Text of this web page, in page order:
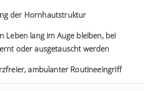
der Hornhautstruktur
Leben lang im Auge bleiben, bei
oder ausgetauscht werden
ambulanter Routineeingriff